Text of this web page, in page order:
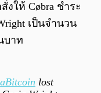
ให้ Cøbra ชำระ
เป็นจำนวน
บาท
lost